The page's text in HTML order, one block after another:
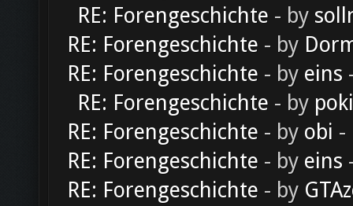
RE: Forengeschichte - by
RE: Forengeschichte - by
RE: Forengeschichte - by eins
RE: Forengeschichte - by
RE: Forengeschichte - by obi -
RE: Forengeschichte - by eins
RE: Forengeschichte - by